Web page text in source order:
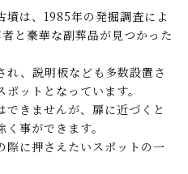
は、1985年の発掘調査によ
と豪華な副葬品が見つかった
れ、説明板なども多数設置さ
ットとなっています。
きませんが、扉に近づくと
事ができます。
際に押さえたいスポットの一